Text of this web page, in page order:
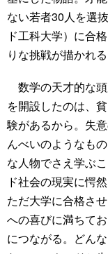
ない若者30人を選
ド工科大学）に合
りな挑戦が描かれる
数学の天才的な頭
を開設したのは、
験があるから。失
んべいのようなも
な人物でさえ学ぶ
ド社会の現実に愕
ただ大学に合格さ
への喜びに満ちて
につながる。どん